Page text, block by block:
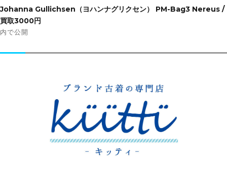
稿
ナ
ビ
ー
Johanna Gullichsen（ヨハンナグリクセン） PM-Bag3 Nereus /
買取3000円
内で公開